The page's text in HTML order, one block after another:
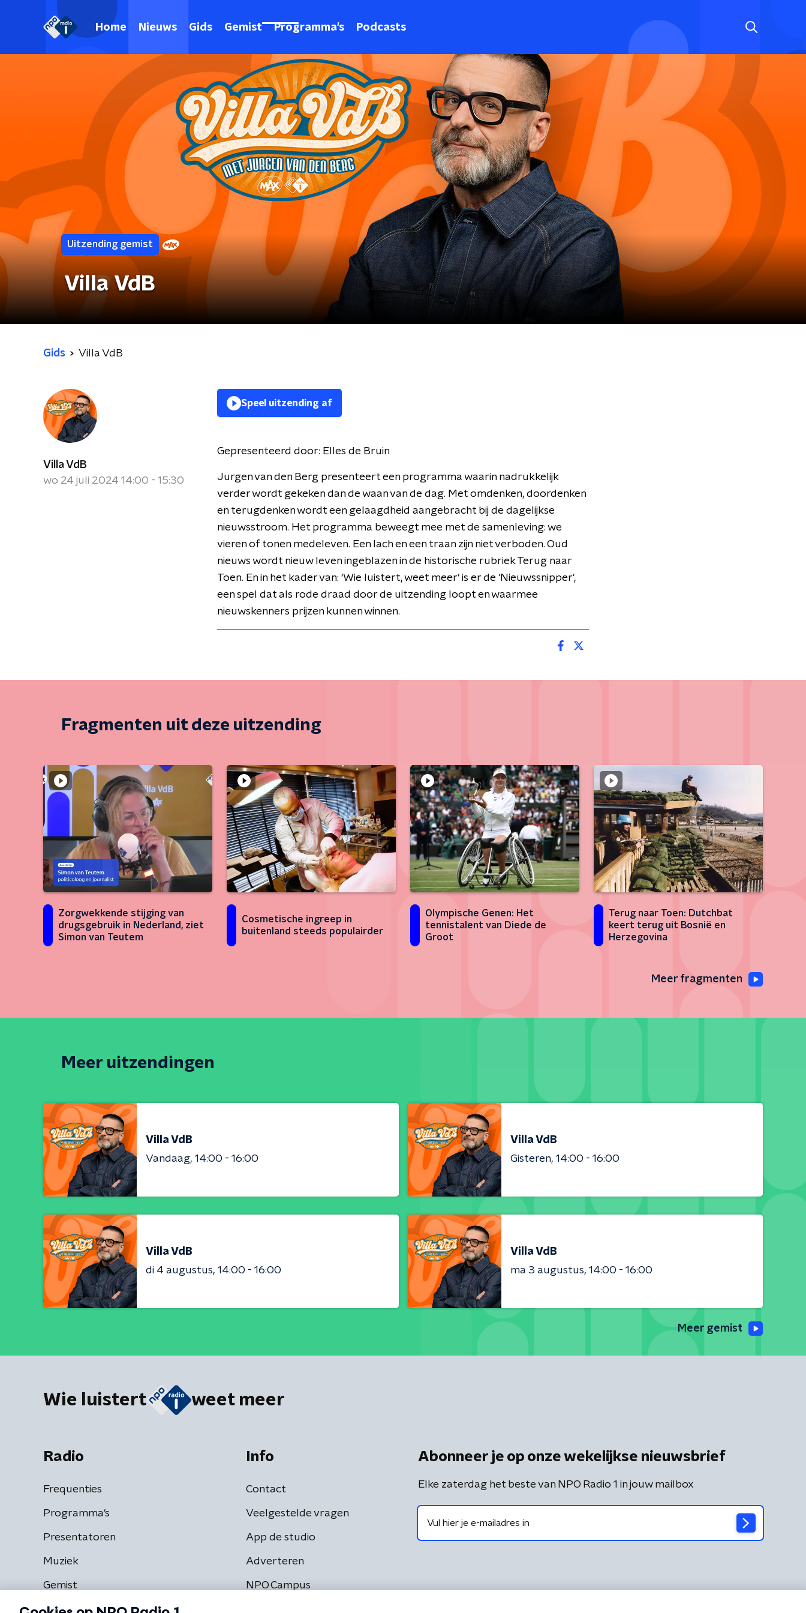
Home Nieuws Gids Gemist Programma's Podcasts
Uitzending gemist
Villa VdB
Gids Villa VdB
Villa VdB
wo 24 juli 2024 14:00 - 15:30
Speel uitzending af
Gepresenteerd door: Elles de Bruin
Jurgen van den Berg presenteert een programma waarin nadrukkelijk
verder wordt gekeken dan de waan van de dag. Met omdenken, doordenken
en terugdenken wordt een gelaagdheid aangebracht bij de dagelijkse
nieuwsstroom. Het programma beweegt mee met de samenleving: we
vieren of tonen medeleven. Een lach en een traan zijn niet verboden. Oud
nieuws wordt nieuw leven ingeblazen in de historische rubriek Terug naar
Toen. En in het kader van: ‘Wie luistert, weet meer’ is er de 'Nieuwssnipper',
een spel dat als rode draad door de uitzending loopt en waarmee
nieuwskenners prijzen kunnen winnen.
Fragmenten uit deze uitzending
Zorgwekkende stijging van
drugsgebruik in Nederland, ziet
Simon van Teutem
Cosmetische ingreep in
buitenland steeds populairder
Olympische Genen: Het
tennistalent van Diede de
Groot
Terug naar Toen: Dutchbat
keert terug uit Bosnië en
Herzegovina
Meer fragmenten
Meer uitzendingen
Villa VdB
Vandaag 14:00 - 16:00
Villa VdB
Gisteren 14:00 - 16:00
Villa VdB
di 4 augustus 14:00 - 16:00
Villa VdB
ma 3 augustus 14:00 - 16:00
Meer gemist
Wie luistert weet meer
Radio
Frequenties
Programma's
Presentatoren
Muziek
Gemist
Info
Contact
Veelgestelde vragen
App de studio
Adverteren
NPO Campus
Abonneer je op onze wekelijkse nieuwsbrief
Elke zaterdag het beste van NPO Radio 1 in jouw mailbox